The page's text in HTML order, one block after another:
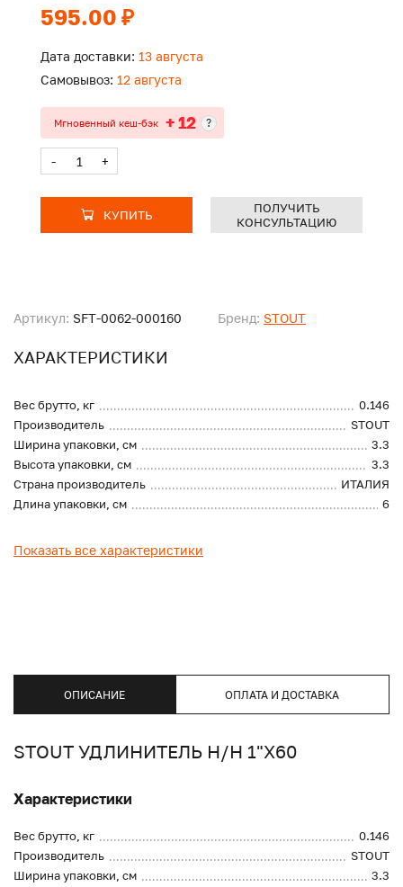
Артикул: SFT-0062-000160 Бренд: STOUT
ХАРАКТЕРИСТИКИ
Вес брутто, кг
0.146
Производитель
STOUT
Ширина упаковки, см
3.3
Высота упаковки, см
3.3
Страна производитель
ИТАЛИЯ
Длина упаковки, см
6
Показать все характеристики
595.00 ₽
Дата доставки: 13 августа
Самовывоз: 12 августа
Мгновенный кеш-бэк + 12 ?
- +
КУПИТЬ
ПОЛУЧИТЬ
КОНСУЛЬТАЦИЮ
ОПИСАНИЕ ОПЛАТА И ДОСТАВКА
STOUT УДЛИНИТЕЛЬ Н/Н 1"X60
Характеристики
Вес брутто, кг
0.146
Производитель
STOUT
Ширина упаковки, см
3.3